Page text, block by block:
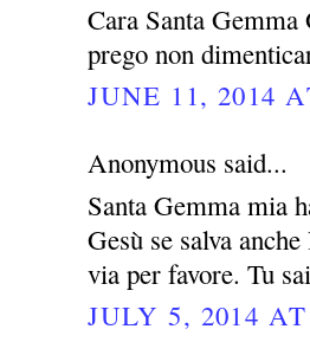
Cara Santa
prego non
JUNE 11, 2014
Anonymous said...
Santa Gemma mia
Gesù se salva
via per favore. Tu
JULY 5, 2014